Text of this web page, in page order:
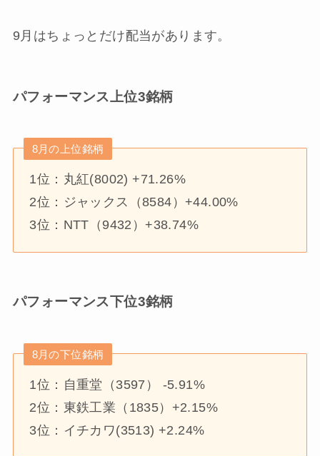
9月はちょっとだけ配当があります。
パフォーマンス上位3銘柄
8月の上位銘柄
1位：丸紅(8002) +71.26%
2位：ジャックス（8584）+44.00%
3位：NTT（9432）+38.74%
パフォーマンス下位3銘柄
8月の下位銘柄
1位：自重堂（3597） -5.91%
2位：東鉄工業（1835）+2.15%
3位：イチカワ(3513) +2.24%